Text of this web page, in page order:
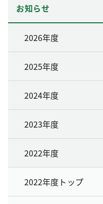
お知らせ
2026年度
2025年度
2024年度
2023年度
2022年度
2022年度トップ